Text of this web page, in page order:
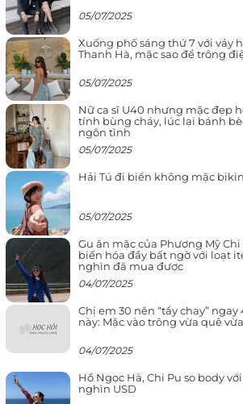
05/07/2025
Xuống phố sáng thứ 7 với váy
Thanh Hà, mặc sao để trông
05/07/2025
Nữ ca sĩ U40 nhưng mặc đẹp
tính bùng cháy, lúc lại bánh
ngôn tình
05/07/2025
Hải Tú đi biển không mặc
05/07/2025
Gu ăn mặc của Phương Mỹ Chi
biến hóa đầy bất ngờ với loạt
nghìn đã mua được
04/07/2025
Chị em 30 nên “tẩy chay”
này: Mặc vào trông vừa quê
04/07/2025
Hồ Ngọc Hà, Chi Pu so body
nghìn USD